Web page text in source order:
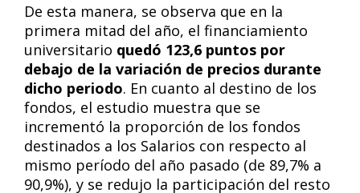
De esta manera, se observa que en la
primera mitad del año, el financiamiento
universitario quedó 123,6 puntos por
debajo de la variación de precios durante
dicho periodo. En cuanto al destino de los
fondos, el estudio muestra que se
incrementó la proporción de los fondos
destinados a los Salarios con respecto al
mismo período del año pasado (de 89,7% a
90,9%), y se redujo la participación del resto